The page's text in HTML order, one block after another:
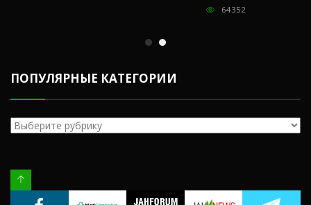
64352
ПОПУЛЯРНЫЕ КАТЕГОРИИ
Популярные